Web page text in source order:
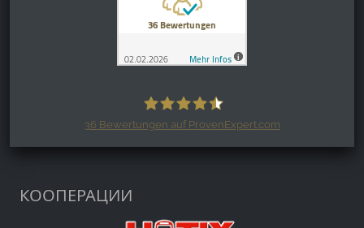
Harzspots.com - Den neuen Harz
36 Bewertungen auf ProvenExpert.com
КООПЕРАЦИИ